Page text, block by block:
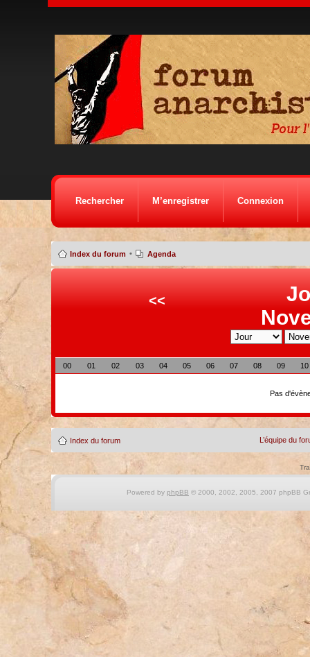
Rechercher M’enregistrer Connexion
Index du forum • Agenda
<<
00 01 02 03 04 05 06 07 08 09 10
Pas
Index du forum L’équipe du
Powered by phpBB © 2000, 2002, 2005, 2007 phpBB